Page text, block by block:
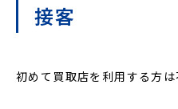
接客
初めて買取店を利用する方は